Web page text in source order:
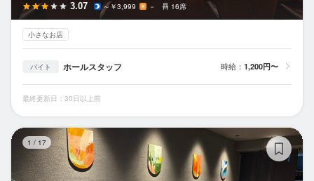
3.07 ～￥3,999 － 16席
小さなお店
バイト ホールスタッフ 時給： 1,200円〜
最終更新日：30日以上前
1 / 17